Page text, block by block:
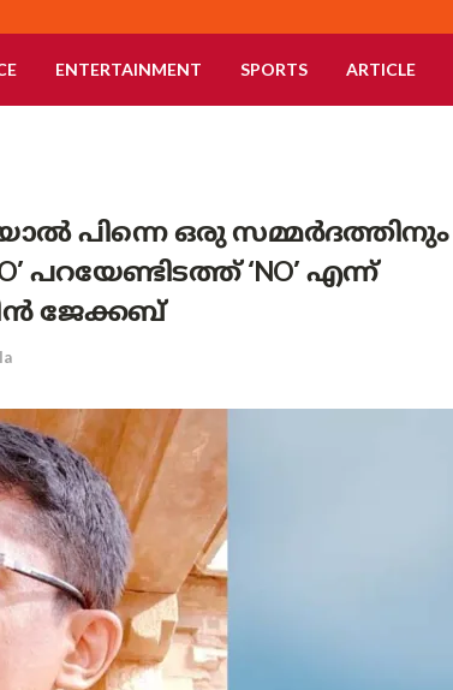
ENTERTAINMENT SPORTS ARTICLE
പിന്നെ ഒരു സമ്മർദത്തിനും
പറയേണ്ടിടത്ത് ‘NO’ എന്ന്
ജേക്കബ്